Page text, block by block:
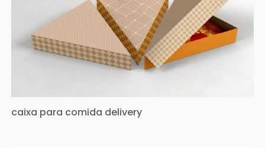
caixa para comida delivery